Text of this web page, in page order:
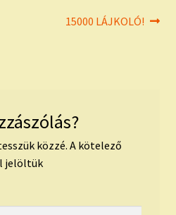
Next
15000 LÁJKOLÓ!
közzé. A kötelező
jelöltük